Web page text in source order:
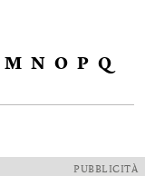
M N O P Q
PUBBLICITÀ